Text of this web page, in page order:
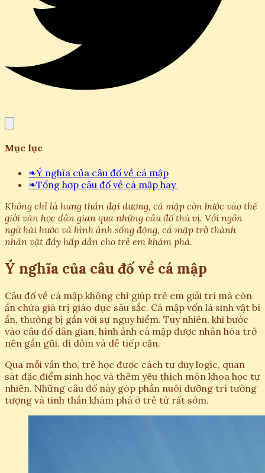
Mục lục
❧Ý nghĩa của câu đố về cá mập
❧Tổng hợp câu đố về cá mập hay
Không chỉ là hung thần đại dương, cá mập còn bước vào thế
giới văn học dân gian qua những câu đố thú vị. Với ngôn
ngữ hài hước và hình ảnh sống động, cá mập trở thành
nhân vật đầy hấp dẫn cho trẻ em khám phá.
Ý nghĩa của câu đố về cá mập
Câu đố về cá mập không chỉ giúp trẻ em giải trí mà còn
ẩn chứa giá trị giáo dục sâu sắc. Cá mập vốn là sinh vật bí
ẩn, thường bị gắn với sự nguy hiểm. Tuy nhiên, khi bước
vào câu đố dân gian, hình ảnh cá mập được nhân hóa trở
nên gần gũi, dí dỏm và dễ tiếp cận.
Qua mỗi vần thơ, trẻ học được cách tư duy logic, quan
sát đặc điểm sinh học và thêm yêu thích môn khoa học tự
nhiên. Những câu đố này góp phần nuôi dưỡng trí tưởng
tượng và tinh thần khám phá ở trẻ từ rất sớm.